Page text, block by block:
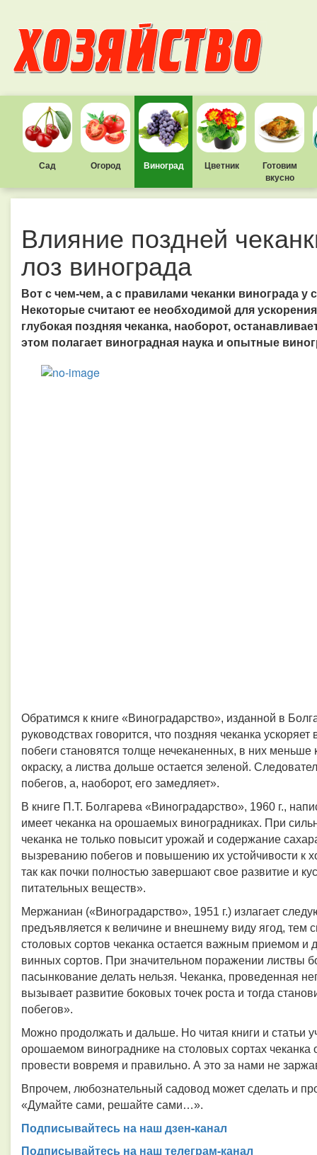
Сад Огород Виноград Цветник
Готовим
вкусно
Влияние поздней
лоз винограда
Вот с чем-чем, а с правилами чеканки винограда у
Некоторые считают ее необходимой для
глубокая поздняя чеканка, наоборот,
этом полагает виноградная наука и опытные
Обратимся к книге «Виноградарство», изданной в
руководствах говорится, что поздняя чеканка
побеги становятся толще нечеканенных, в них
окраску, а листва дольше остается зеленой.
побегов, а, наоборот, его замедляет».
В книге П.Т. Болгарева «Виноградарство», 1960 г.,
имеет чеканка на орошаемых виноградниках. При
чеканка не только повысит урожай и содержание
вызреванию побегов и повышению их устойчивости к
так как почки полностью завершают свое развитие и
питательных веществ».
Мержаниан («Виноградарство», 1951 г.) излагает
предъявляется к величине и внешнему виду ягод, тем
столовых сортов чеканка остается важным приемом и
винных сортов. При значительном поражении листвы
пасынкование делать нельзя. Чеканка, проведенная
вызывает развитие боковых точек роста и тогда
побегов».
Можно продолжать и дальше. Но читая книги и статьи
орошаемом винограднике на столовых сортах чеканка
провести вовремя и правильно. А это за нами не
Впрочем, любознательный садовод может сделать и
«Думайте сами, решайте сами…».
Подписывайтесь на наш дзен-канал
Подписывайтесь на наш телеграм-канал